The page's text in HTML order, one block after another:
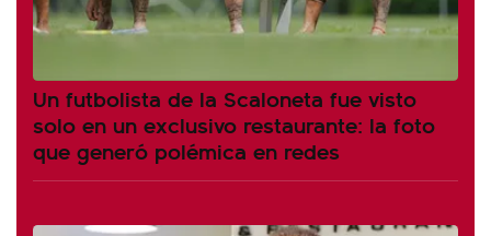
Un futbolista de la Scaloneta fue visto
solo en un exclusivo restaurante: la foto
que generó polémica en redes